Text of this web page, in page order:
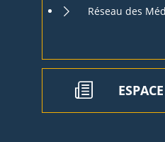
Réseau des